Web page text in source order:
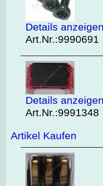
Details anzeigen
Art.Nr.:9990691
Details anzeigen
Art.Nr.:9991348
Artikel Kaufen